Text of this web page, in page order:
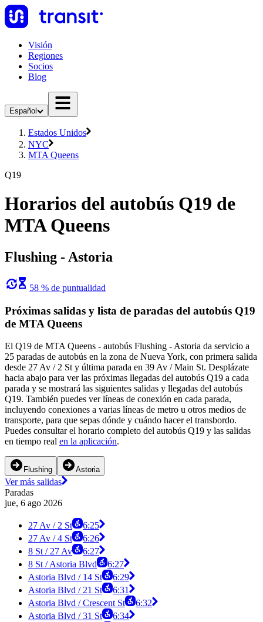
Visión
Regiones
Socios
Blog
Español
Estados Unidos
NYC
MTA Queens
Q19
Horarios del autobús Q19 de
MTA Queens
Flushing - Astoria
58 % de puntualidad
Próximas salidas y lista de paradas del autobús Q19
de MTA Queens
El Q19 de MTA Queens - autobús Flushing - Astoria da servicio a
25 paradas de autobús en la zona de Nueva York, con primera salida
desde 27 Av / 2 St y última parada en 39 Av / Main St. Desplázate
hacia abajo para ver las próximas llegadas del autobús Q19 a cada
parada y se mostrará las siguientes salidas y llegadas del autobús
Q19. También puedes ver líneas de conexión en cada parada,
incluyendo conexiones a varias líneas de metro u otros medios de
transporte, para que sepas dónde y cuándo hacer el transbordo.
Puedes consultar el horario completo del autobús Q19 y las salidas
en tiempo real en la aplicación.
Flushing Astoria
Ver más salidas
Paradas
jue, 6 ago 2026
27 Av / 2 St
6:25
27 Av / 4 St
6:26
8 St / 27 Av
6:27
8 St / Astoria Blvd
6:27
Astoria Blvd / 14 St
6:29
Astoria Blvd / 21 St
6:31
Astoria Blvd / Crescent St
6:32
Astoria Blvd / 31 St
6:34